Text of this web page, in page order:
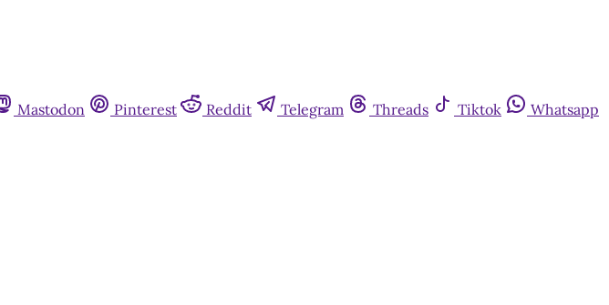
Mastodon Pinterest Reddit Telegram Threads Tiktok
Whatsapp